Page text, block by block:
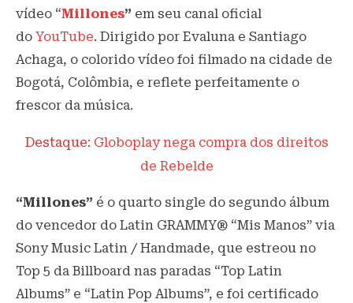
vídeo “Millones” em seu canal oficial
do YouTube. Dirigido por Evaluna e Santiago
Achaga, o colorido vídeo foi filmado na cidade de
Bogotá, Colômbia, e reflete perfeitamente o
frescor da música.
Destaque: Globoplay nega compra dos direitos
de Rebelde
“Millones” é o quarto single do segundo álbum
do vencedor do Latin GRAMMY® “Mis Manos” via
Sony Music Latin / Handmade, que estreou no
Top 5 da Billboard nas paradas “Top Latin
Albums” e “Latin Pop Albums”, e foi certificado